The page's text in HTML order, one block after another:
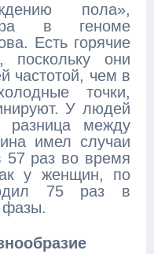
пола»,
в геноме
Есть горячие
поскольку они
частотой, чем в
точки,
У людей
разница между
имел случаи
57 раз во время
у женщин, по
75 раз в
фазы.